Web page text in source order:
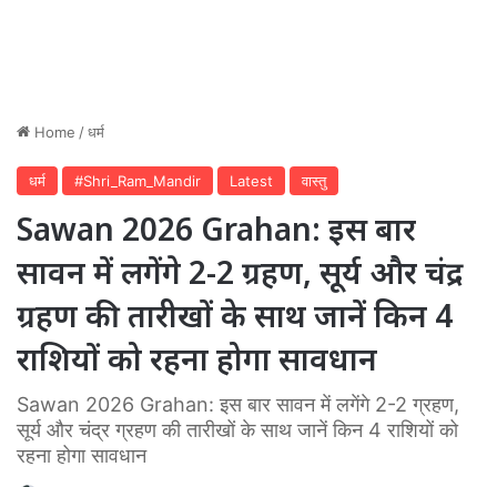
Home /धर्म
धर्म #Shri_Ram_Mandir Latest वास्तु
Sawan 2026 Grahan: इस बार
सावन में लगेंगे 2-2 ग्रहण, सूर्य और चंद्र
ग्रहण की तारीखों के साथ जानें किन 4
राशियों को रहना होगा सावधान
Sawan 2026 Grahan: इस बार सावन में लगेंगे 2-2 ग्रहण,
सूर्य और चंद्र ग्रहण की तारीखों के साथ जानें किन 4 राशियों को
रहना होगा सावधान